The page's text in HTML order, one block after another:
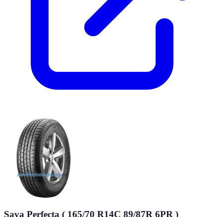
Sava Perfecta ( 165/70 R14C 89/87R 6PR )